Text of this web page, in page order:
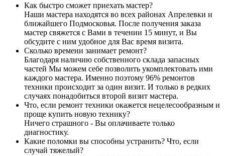
Как быстро сможет приехать мастер?
Наши мастера находятся во всех районах Апрелевки и
ближайшего Подмосковья. После получения заказа
мастер свяжется с Вами в течении 15 минут, и Вы
обсудите с ним удобное для Вас время визита.
Сколько времени занимает ремонт?
Благодаря наличию собственного склада запасных
частей Мы можем себе позволить укомплектовать ими
каждого мастера. Именно поэтому 96% ремонтов
техники происходит за один визит. И только в редких
случаях понадобиться второй визит мастера.
Что, если ремонт техники окажется нецелесообразным и
проще купить новую технику?
Ничего страшного - Вы оплачиваете только
диагностику.
Какие поломки вы способны устранить? Что, если
случай тяжелый?